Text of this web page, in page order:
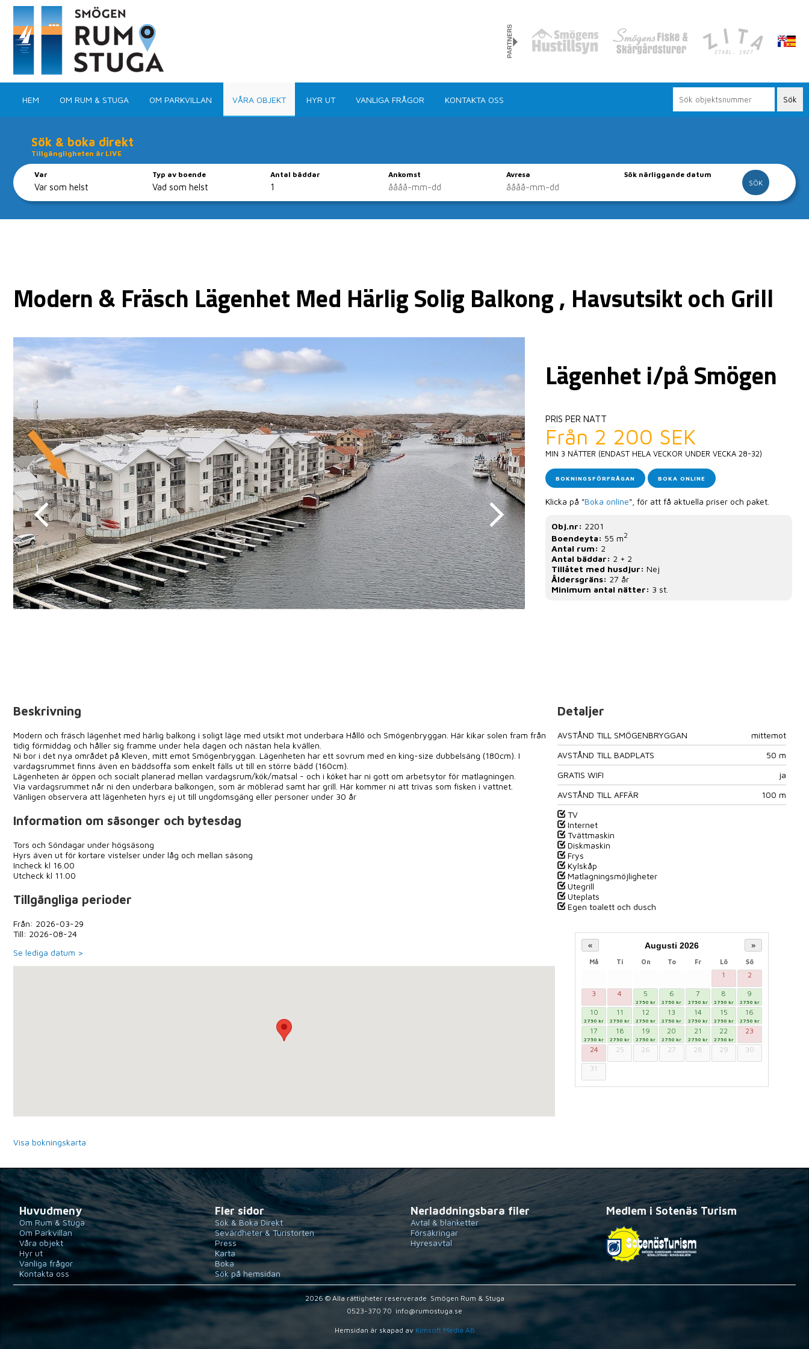
HEM OM RUM & STUGA OM PARKVILLAN VÅRA OBJEKT HYR UT VANLIGA FRÅGOR KONTAKTA OSS
Sök & boka direkt
Tillgängligheten är LIVE
Var Typ av boende Antal bäddar Ankomst Avresa Sök närliggande datum
Boka ditt boende direkt via vår hemsida
Modern & Fräsch Lägenhet Med Härlig Solig Balkong , Havsutsikt och Grill
Lägenhet i/på Smögen
PRIS PER NATT
Från 2 200 SEK
MIN 3 NÄTTER (ENDAST HELA VECKOR UNDER VECKA 28-32)
BOKNINGSFÖRFRÅGAN BOKA ONLINE
Klicka på "Boka online", för att få aktuella priser och paket.
Obj.nr: 2201
Boendeyta: 55 m2
Antal rum: 2
Antal bäddar: 2 + 2
Tillåtet med husdjur: Nej
Åldersgräns: 27 år
Minimum antal nätter: 3 st.
Beskrivning
Modern och fräsch lägenhet med härlig balkong i soligt läge med utsikt mot underbara Hållö och Smögenbryggan. Här kikar solen fram från
tidig förmiddag och håller sig framme under hela dagen och nästan hela kvällen.
Ni bor i det nya området på Kleven, mitt emot Smögenbryggan. Lägenheten har ett sovrum med en king-size dubbelsäng (180cm). I
vardagsrummet finns även en bäddsoffa som enkelt fälls ut till en större bädd (160cm).
Lägenheten är öppen och socialt planerad mellan vardagsrum/kök/matsal - och i köket har ni gott om arbetsytor för matlagningen.
Via vardagsrummet når ni den underbara balkongen, som är möblerad samt har grill. Här kommer ni att trivas som fisken i vattnet.
Vänligen observera att lägenheten hyrs ej ut till ungdomsgäng eller personer under 30 år
Information om säsonger och bytesdag
Tors och Söndagar under högsäsong
Hyrs även ut för kortare vistelser under låg och mellan säsong
Incheck kl 16.00
Utcheck kl 11.00
Tillgängliga perioder
Från: 2026-03-29
Till: 2026-08-24
Se lediga datum >
Detaljer
AVSTÅND TILL SMÖGENBRYGGAN
mittemot
AVSTÅND TILL BADPLATS
50 m
GRATIS WIFI
ja
AVSTÅND TILL AFFÄR
100 m
TV
Internet
Tvättmaskin
Diskmaskin
Frys
Kylskåp
Matlagningsmöjligheter
Utegrill
Uteplats
Egen toalett och dusch
« Augusti 2026 »
Må Ti On To Fr Lö Sö
1 2
3 4 5
2750 kr
6
2750 kr
7
2750 kr
8
2750 kr
9
2750 kr
10
2750 kr
11
2750 kr
12
2750 kr
13
2750 kr
14
2750 kr
15
2750 kr
16
2750 kr
17
2750 kr
18
2750 kr
19
2750 kr
20
2750 kr
21
2750 kr
22
2750 kr
23
24 25 26 27 28 29 30
31
Visa bokningskarta
Huvudmeny
Om Rum & Stuga
Om Parkvillan
Våra objekt
Hyr ut
Vanliga frågor
Kontakta oss
Fler sidor
Sök & Boka Direkt
Sevärdheter & Turistorten
Press
Karta
Boka
Sök på hemsidan
Nerladdningsbara filer
Avtal & blanketter
Försäkringar
Hyresavtal
Medlem i Sotenäs Turism
2026 © Alla rättigheter reserverade  Smögen Rum & Stuga
0523-370 70  info@rumostuga.se
Hemsidan är skapad av Kimsoft Media AB